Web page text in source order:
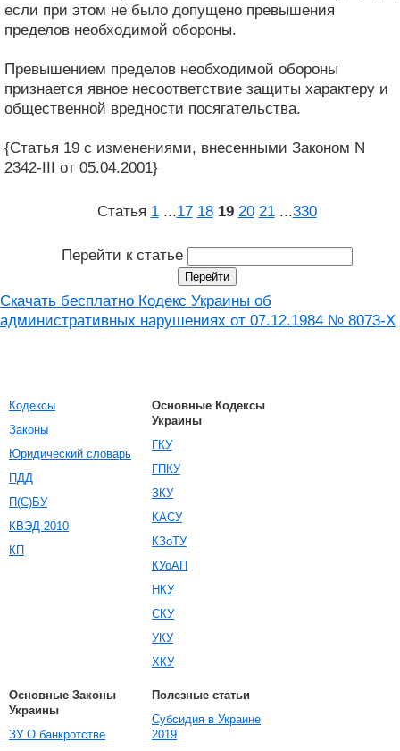
если при этом не было допущено превышения
пределов необходимой обороны.
Превышением пределов необходимой обороны
признается явное несоответствие защиты характеру и
общественной вредности посягательства.
{Статья 19 с изменениями, внесенными Законом N
2342-III от 05.04.2001}
Статья 1 ...17 18 19 20 21 ...330
Перейти к статье
Скачать бесплатно Кодекс Украины об
административных нарушениях от 07.12.1984 № 8073-X
Кодексы
Законы
Юридический словарь
ПДД
П(С)БУ
КВЭД-2010
КП
Основные Кодексы
Украины
ГКУ
ГПКУ
ЗКУ
КАСУ
КЗоТУ
КУоАП
НКУ
СКУ
УКУ
ХКУ
Основные Законы
Украины
ЗУ О банкротстве
Полезные статьи
Субсидия в Украине
2019